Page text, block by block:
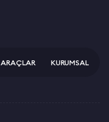
ARAÇLAR KURUMSAL